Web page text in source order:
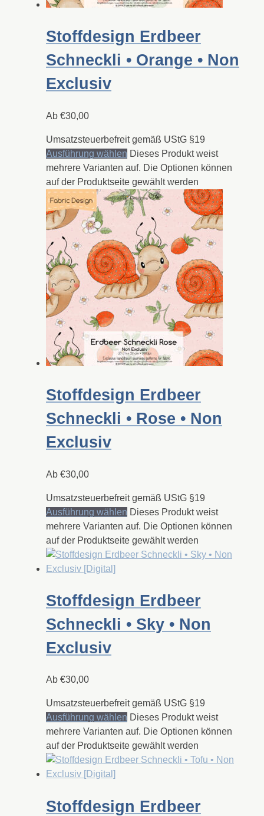
Stoffdesign Erdbeer
Schneckli • Orange • Non
Exclusiv
Ab €30,00
Umsatzsteuerbefreit gemäß UStG §19
Ausführung wählen Dieses Produkt weist
mehrere Varianten auf. Die Optionen können
auf der Produktseite gewählt werden
Stoffdesign Erdbeer
Schneckli • Rose • Non
Exclusiv
Ab €30,00
Umsatzsteuerbefreit gemäß UStG §19
Ausführung wählen Dieses Produkt weist
mehrere Varianten auf. Die Optionen können
auf der Produktseite gewählt werden
Stoffdesign Erdbeer
Schneckli • Sky • Non
Exclusiv
Ab €30,00
Umsatzsteuerbefreit gemäß UStG §19
Ausführung wählen Dieses Produkt weist
mehrere Varianten auf. Die Optionen können
auf der Produktseite gewählt werden
Stoffdesign Erdbeer